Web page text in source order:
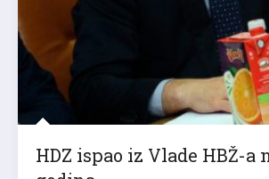
HDZ ispao iz Vlade HBŽ-a